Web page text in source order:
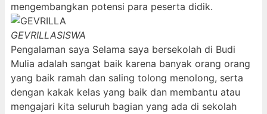
mengembangkan potensi para peserta didik.
GEVRILLASISWA
Pengalaman saya Selama saya bersekolah di Budi
Mulia adalah sangat baik karena banyak orang orang
yang baik ramah dan saling tolong menolong, serta
dengan kakak kelas yang baik dan membantu atau
mengajari kita seluruh bagian yang ada di sekolah